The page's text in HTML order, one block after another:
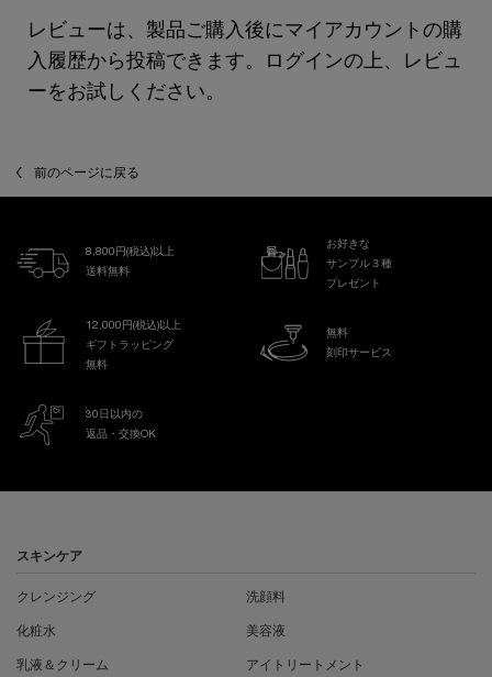
レビューは、製品ご購入後にマイアカウントの購
入履歴から投稿できます。ログインの上、レビュ
ーをお試しください。
前のページに戻る
8,800円(税込)以上
送料無料
お好きな
サンプル３種
プレゼント
12,000円(税込)以上
ギフトラッピング
無料
無料
刻印サービス
30日以内の
返品・交換OK
スキンケア
クレンジング 洗顔料
化粧水 美容液
乳液＆クリーム アイトリートメント